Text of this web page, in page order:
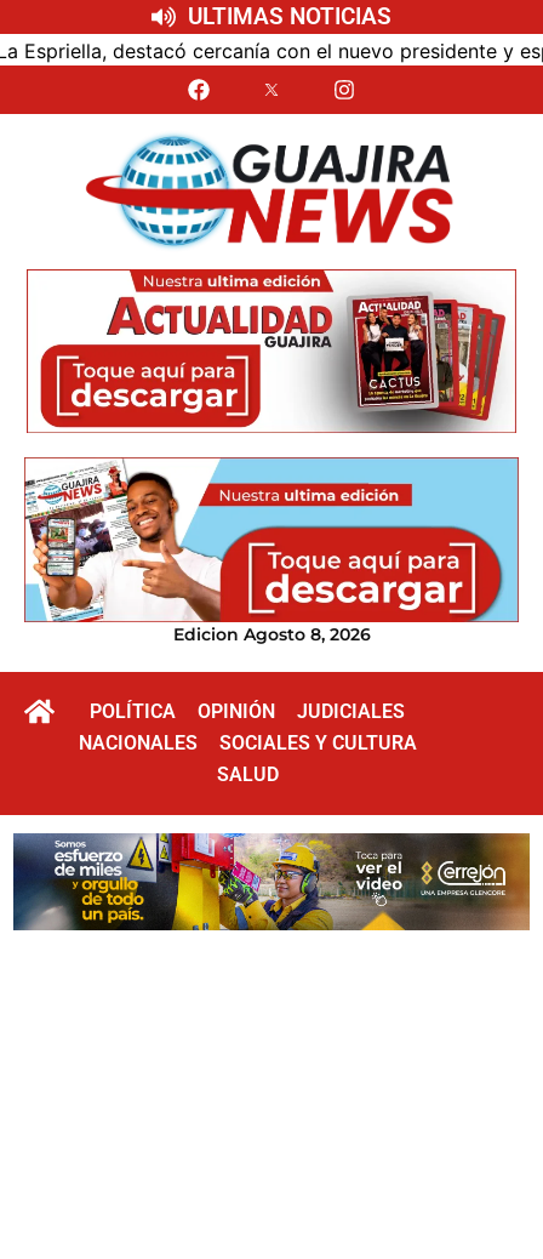
ULTIMAS NOTICIAS
con el nuevo presidente y espera resultados para
Edicion Agosto 8, 2026
POLÍTICA OPINIÓN
JUDICIALES
NACIONALES
SOCIALES Y CULTURA
SALUD